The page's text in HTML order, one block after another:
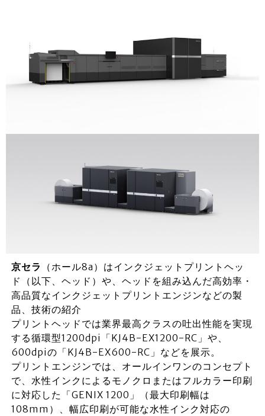
京セラ
（ホール8a）はインクジェットプリントヘッ
ド（以下、ヘッド）や、ヘッドを組み込んだ高効率・
高品質なインクジェットプリントエンジンなどの製
品、技術の紹介
プリントヘッドでは業界最高クラスの吐出性能を実現
する循環型1200dpi「KJ4B-EX1200-RC」や、
600dpiの「KJ4B-EX600-RC」などを展示。
プリントエンジンでは、オールインワンのコンセプト
で、水性インクによるモノクロまたはフルカラー印刷
に対応した「GENIX 1200」（最大印刷幅は
108mm）、幅広印刷が可能な水性インク対応の